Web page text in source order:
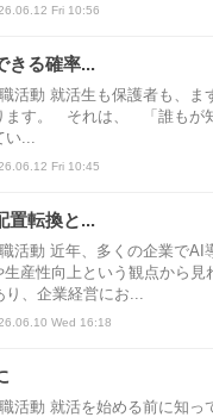
Fri 10:56
きる確率...
活動 就活生も保護者も、ま
ます。 それは、 「誰もが
...
Fri 10:45
置転換と...
活動 近年、多くの企業でAI
産性向上という観点から見
、企業経営にお...
Wed 16:18
活動 就活を始める前に知っ